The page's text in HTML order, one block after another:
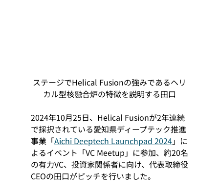
ステージでHelical Fusionの強みであるヘリ
カル型核融合炉の特徴を説明する田口
2024年10月25日、Helical Fusionが2年連続
で採択されている愛知県ディープテック推進
事業「Aichi Deeptech Launchpad 2024」に
よるイベント「VC Meetup」に参加、約20名
の有力VC、投資家関係者に向け、代表取締役
CEOの田口がピッチを行いました。